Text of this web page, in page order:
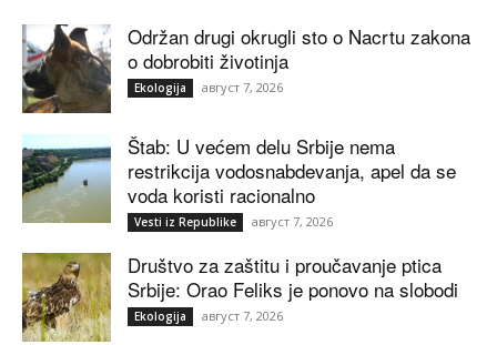
Održan drugi okrugli sto o Nacrtu zakona
o dobrobiti životinja
Ekologija август 7, 2026
Štab: U većem delu Srbije nema
restrikcija vodosnabdevanja, apel da se
voda koristi racionalno
Vesti iz Republike август 7, 2026
Društvo za zaštitu i proučavanje ptica
Srbije: Orao Feliks je ponovo na slobodi
Ekologija август 7, 2026